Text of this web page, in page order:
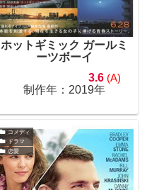
ホットギミック ガールミ
ーツボーイ
3.6 (A)
制作年：2019年
コメディ
ドラマ
恋愛